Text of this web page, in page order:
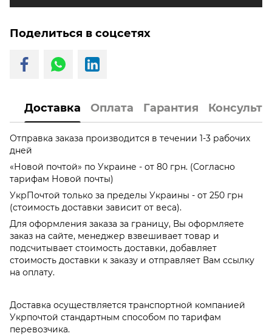
Поделиться в соцсетях
Доставка Оплата Гарантия
Отправка заказа производится в течении 1-3 рабочих
дней
«Новой почтой» по Украине - от 80 грн. (Согласно
тарифам Новой почты)
УкрПочтой только за пределы Украины - от 250 грн
(стоимость доставки зависит от веса).
Для оформления заказа за границу, Вы оформляете
заказ на сайте, менеджер взвешивает товар и
подсчитывает стоимость доставки, добавляет
стоимость доставки к заказу и отправляет Вам ссылку
на оплату.
Доставка осуществляется транспортной компанией
Укрпочтой стандартным способом по тарифам
перевозчика.